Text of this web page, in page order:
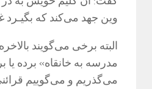
وین جهد می‌کند که بگیـرد
البته برخی می‌گویند
مدرسه به خانقاه» برده
می‌گذریم و می‌گوییم